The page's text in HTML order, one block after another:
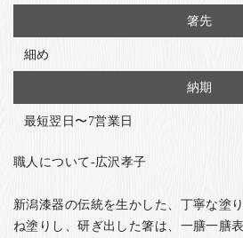
箸先
細め
納期
最短翌日〜7営業日
職人について-広沢孝子
新潟漆器の伝統を生かした、丁寧な塗
ね塗りし、研ぎ出した箸は、一膳一膳